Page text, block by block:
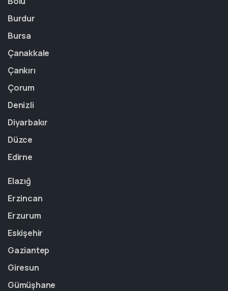
Burdur
Bursa
Çanakkale
Çankırı
Çorum
Denizli
Diyarbakır
Düzce
Edirne
Elazığ
Erzincan
Erzurum
Eskişehir
Gaziantep
Giresun
Gümüşhane